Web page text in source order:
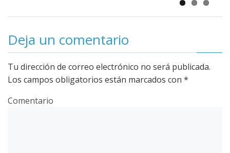
Deja un comentario
Tu dirección de correo electrónico no será publicada.
Los campos obligatorios están marcados con *
Comentario